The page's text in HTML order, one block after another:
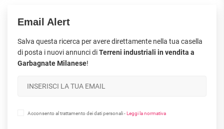
Email Alert
Salva questa ricerca per avere direttamente nella tua casella
di posta i nuovi annunci diTerreni industriali in vendita a
Garbagnate Milanese!
Acconsento al trattamento dei dati personali - Leggi la normativa